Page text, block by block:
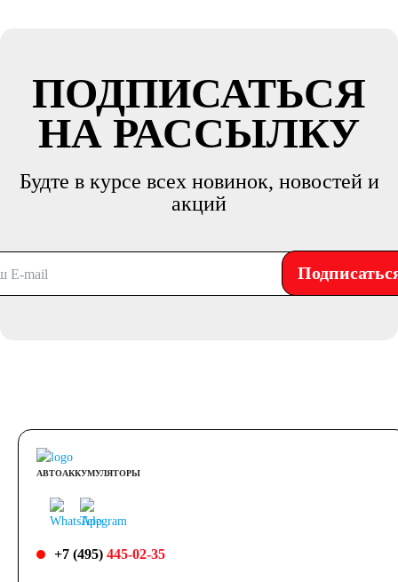
ПОДПИСАТЬСЯ
НА РАССЫЛКУ
Будте в курсе всех новинок, новостей и
акций
АВТОАККУМУЛЯТОРЫ
+7 (495) 445-02-35